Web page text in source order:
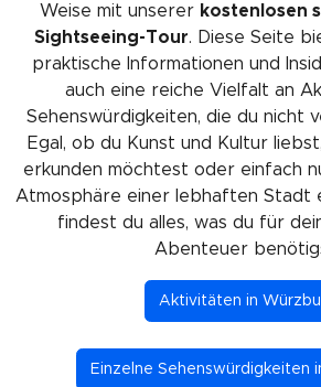
Weise mit unserer kostenlosen
Sightseeing-Tour. Diese Seite
praktische Informationen und
auch eine reiche Vielfalt an
Sehenswürdigkeiten, die du nicht
Egal, ob du Kunst und Kultur
erkunden möchtest oder einfach
Atmosphäre einer lebhaften Stadt
findest du alles, was du für
Abenteuer
Aktivitäten in
Einzelne Sehenswürdigkeiten